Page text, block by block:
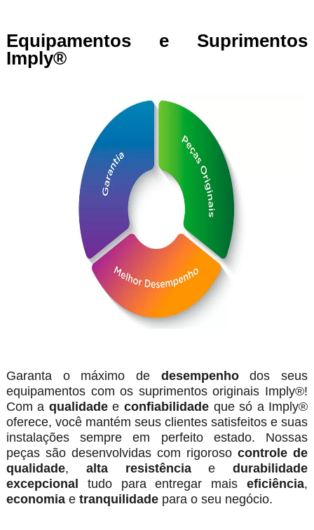
Equipamentos e Suprimentos
Imply®
Garanta o máximo de desempenhodos seus
equipamentos com os suprimentos originais Imply®!
Com a qualidadeeconfiabilidade que só a Imply®
oferece, você mantém seus clientes satisfeitos e suas
instalações sempre em perfeito estado. Nossas
peças são desenvolvidas com rigorosocontrole de
qualidade, alta resistênciaedurabilidade
excepcional tudo para entregar maiseficiência,
economiae tranquilidadepara o seu negócio.